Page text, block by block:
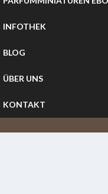
INFOTHEK
BLOG
ÜBER UNS
KONTAKT